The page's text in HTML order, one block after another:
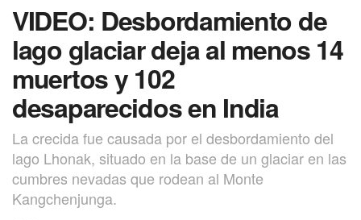
VIDEO: Desbordamiento de
lago glaciar deja al menos 14
muertos y 102
desaparecidos en India
La crecida fue causada por el desbordamiento del
lago Lhonak, situado en la base de un glaciar en las
cumbres nevadas que rodean al Monte
Kangchenjunga.